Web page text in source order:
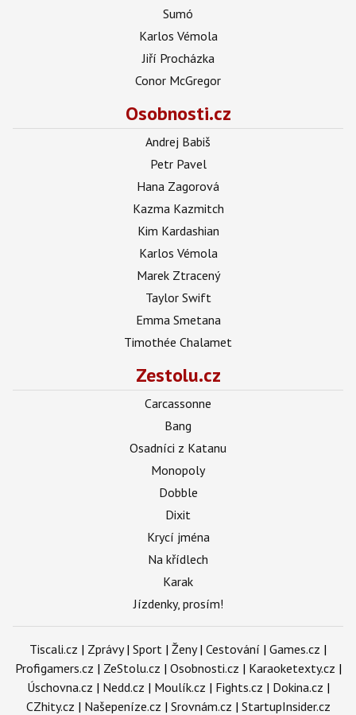
Sumó
Karlos Vémola
Jiří Procházka
Conor McGregor
Osobnosti.cz
Andrej Babiš
Petr Pavel
Hana Zagorová
Kazma Kazmitch
Kim Kardashian
Karlos Vémola
Marek Ztracený
Taylor Swift
Emma Smetana
Timothée Chalamet
Zestolu.cz
Carcassonne
Bang
Osadníci z Katanu
Monopoly
Dobble
Dixit
Krycí jména
Na křídlech
Karak
Jízdenky, prosím!
Tiscali.cz | Zprávy| Sport | Ženy| Cestování | Games.cz |
Profigamers.cz | ZeStolu.cz | Osobnosti.cz | Karaoketexty.cz |
Úschovna.cz | Nedd.cz | Moulík.cz | Fights.cz | Dokina.cz |
CZhity.cz | Našepeníze.cz | Srovnám.cz | StartupInsider.cz